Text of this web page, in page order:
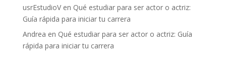
usrEstudioVen Qué estudiar para ser actor o actriz:
Guía rápida para iniciar tu carrera
Andrea en Qué estudiar para ser actor o actriz: Guía
rápida para iniciar tu carrera